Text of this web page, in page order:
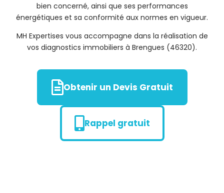
bien concerné, ainsi que ses performances
énergétiques et sa conformité aux normes en vigueur.
MH Expertises vous accompagne dans la réalisation de
vos diagnostics immobiliers à Brengues (46320).
Obtenir un Devis Gratuit
Rappel gratuit